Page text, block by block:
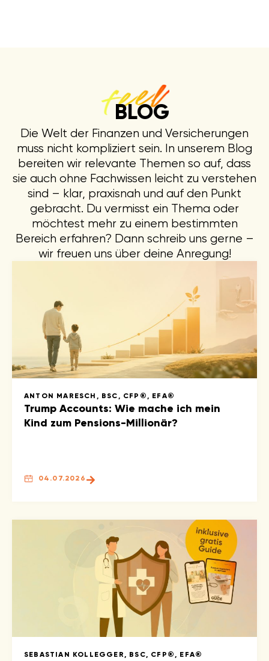
BLOG
Die Welt der Finanzen und Versicherungen
muss nicht kompliziert sein. In unserem Blog
bereiten wir relevante Themen so auf, dass
sie auch ohne Fachwissen leicht zu verstehen
sind – klar, praxisnah und auf den Punkt
gebracht. Du vermisst ein Thema oder
möchtest mehr zu einem bestimmten
Bereich erfahren? Dann schreib uns gerne –
wir freuen uns über deine Anregung!
ANTON MARESCH, BSC, CFP®, EFA®
Trump Accounts: Wie mache ich mein
Kind zum Pensions-Millionär?
04.07.2026
SEBASTIAN KOLLEGGER, BSC, CFP®, EFA®